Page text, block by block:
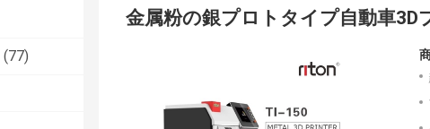
(77)
金属粉の銀プロトタイプ自動車3D